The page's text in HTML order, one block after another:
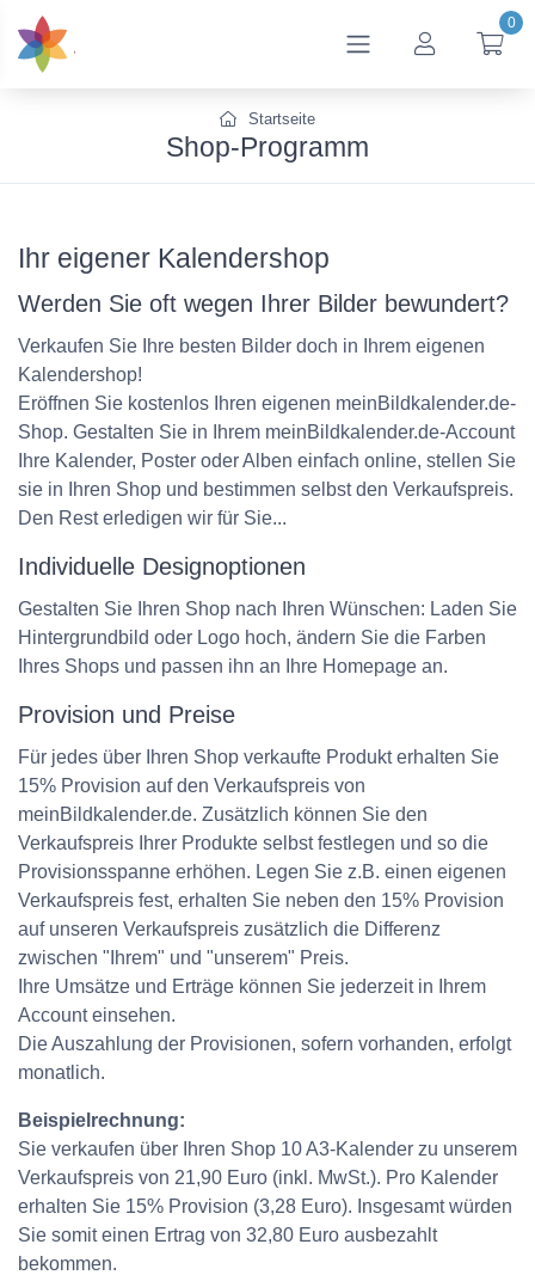
0
Startseite
Shop-Programm
Ihr eigener Kalendershop
Werden Sie oft wegen Ihrer Bilder bewundert?
Verkaufen Sie Ihre besten Bilder doch in Ihrem eigenen
Kalendershop!
Eröffnen Sie kostenlos Ihren eigenen meinBildkalender.de-
Shop. Gestalten Sie in Ihrem meinBildkalender.de-Account
Ihre Kalender, Poster oder Alben einfach online, stellen Sie
sie in Ihren Shop und bestimmen selbst den Verkaufspreis.
Den Rest erledigen wir für Sie...
Individuelle Designoptionen
Gestalten Sie Ihren Shop nach Ihren Wünschen: Laden Sie
Hintergrundbild oder Logo hoch, ändern Sie die Farben
Ihres Shops und passen ihn an Ihre Homepage an.
Provision und Preise
Für jedes über Ihren Shop verkaufte Produkt erhalten Sie
15% Provision auf den Verkaufspreis von
meinBildkalender.de. Zusätzlich können Sie den
Verkaufspreis Ihrer Produkte selbst festlegen und so die
Provisionsspanne erhöhen. Legen Sie z.B. einen eigenen
Verkaufspreis fest, erhalten Sie neben den 15% Provision
auf unseren Verkaufspreis zusätzlich die Differenz
zwischen "Ihrem" und "unserem" Preis.
Ihre Umsätze und Erträge können Sie jederzeit in Ihrem
Account einsehen.
Die Auszahlung der Provisionen, sofern vorhanden, erfolgt
monatlich.
Beispielrechnung:
Sie verkaufen über Ihren Shop 10 A3-Kalender zu unserem
Verkaufspreis von 21,90 Euro (inkl. MwSt.). Pro Kalender
erhalten Sie 15% Provision (3,28 Euro). Insgesamt würden
Sie somit einen Ertrag von 32,80 Euro ausbezahlt
bekommen.